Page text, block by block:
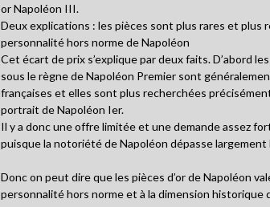
or Napoléon III.
Deux explications : les pièces sont plus rares et plus
personnalité hors norme de Napoléon
Cet écart de prix s’explique par deux faits. D’abord
sous le règne de Napoléon Premier sont
françaises et elles sont plus recherchées
portrait de Napoléon Ier.
Il y a donc une offre limitée et une demande assez
puisque la notoriété de Napoléon dépasse largement
Donc on peut dire que les pièces d’or de Napoléon
personnalité hors norme et à la dimension historique